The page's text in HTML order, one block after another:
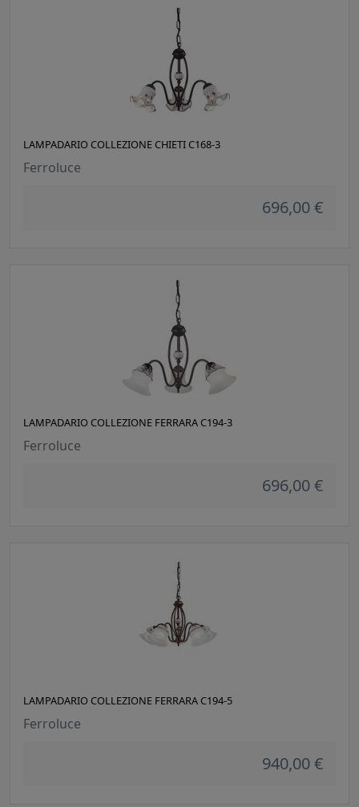
LAMPADARIO COLLEZIONE CHIETI C168-3
Ferroluce
696,00 €
LAMPADARIO COLLEZIONE FERRARA C194-3
Ferroluce
696,00 €
LAMPADARIO COLLEZIONE FERRARA C194-5
Ferroluce
940,00 €